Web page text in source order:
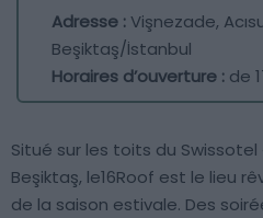
Adresse :Vişnezade,
Beşiktaş/İstanbul
Horaires d’ouverture : de
Situé sur les toits du Swissotel
Beşiktaş, le16Roof est le lieu
de la saison estivale. Des